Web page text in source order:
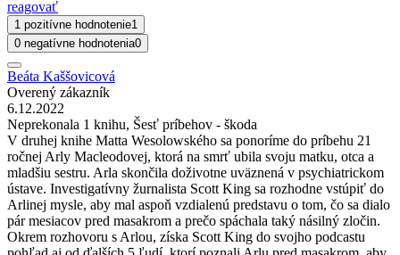
reagovať
1 pozitívne hodnotenie1
0 negatívne hodnotenia0
Beáta Kaššovicová
Overený zákazník
6.12.2022
Neprekonala 1 knihu, Šesť príbehov - škoda
V druhej knihe Matta Wesolowského sa ponoríme do príbehu 21
ročnej Arly Macleodovej, ktorá na smrť ubila svoju matku, otca a
mladšiu sestru. Arla skončila doživotne uväznená v psychiatrickom
ústave. Investigatívny žurnalista Scott King sa rozhodne vstúpiť do
Arlinej mysle, aby mal aspoň vzdialenú predstavu o tom, čo sa dialo
pár mesiacov pred masakrom a prečo spáchala taký násilný zločin.
Okrem rozhovoru s Arlou, získa Scott King do svojho podcastu